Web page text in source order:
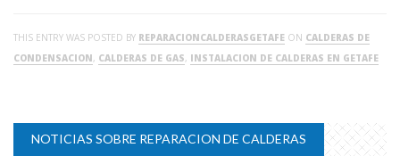
THIS ENTRY WAS POSTED BY REPARACIONCALDERASGETAFE ON CALDERAS DE
CONDENSACION, CALDERAS DE GAS, INSTALACION DE CALDERAS EN GETAFE
NOTICIAS SOBRE REPARACION DE CALDERAS